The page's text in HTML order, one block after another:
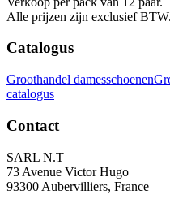
Alle prijzen zijn exclusief BTW.
Catalogus
Groothandel damesschoenen
catalogus
Contact
SARL N.T
73 Avenue Victor Hugo
93300 Aubervilliers, France